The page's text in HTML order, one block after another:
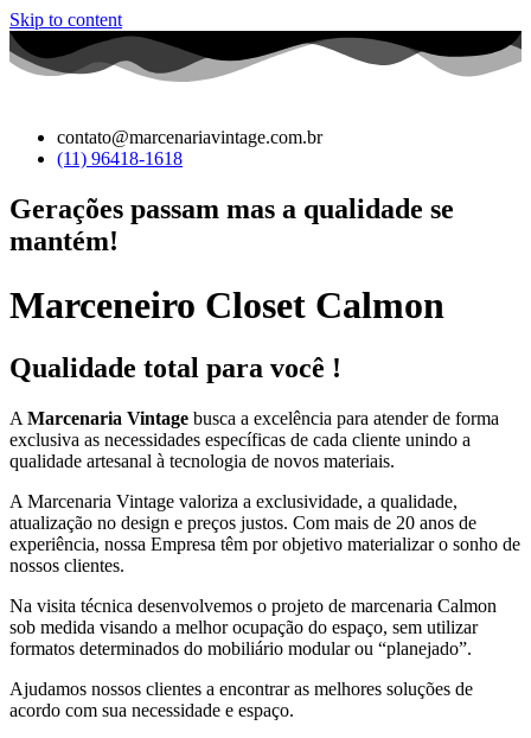
Skip to content
contato@marcenariavintage.com.br
(11) 96418-1618
Gerações passam mas a qualidade se
mantém!
Marceneiro Closet Calmon
Qualidade total para você !
A Marcenaria Vintage busca a excelência para atender de forma
exclusiva as necessidades específicas de cada cliente unindo a
qualidade artesanal à tecnologia de novos materiais.
A Marcenaria Vintage valoriza a exclusividade, a qualidade,
atualização no design e preços justos. Com mais de 20 anos de
experiência, nossa Empresa têm por objetivo materializar o sonho de
nossos clientes.
Na visita técnica desenvolvemos o projeto de marcenaria Calmon
sob medida visando a melhor ocupação do espaço, sem utilizar
formatos determinados do mobiliário modular ou “planejado”.
Ajudamos nossos clientes a encontrar as melhores soluções de
acordo com sua necessidade e espaço.